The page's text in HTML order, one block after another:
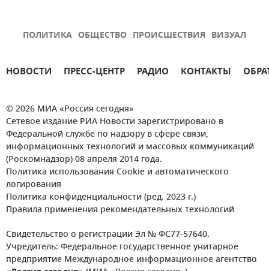
ПОЛИТИКА ОБЩЕСТВО ПРОИСШЕСТВИЯ ВИЗУАЛ
НОВОСТИ ПРЕСС-ЦЕНТР РАДИО КОНТАКТЫ
© 2026 МИА «Россия сегодня»
Сетевое издание РИА Новости зарегистрировано в
Федеральной службе по надзору в сфере связи,
информационных технологий и массовых коммуникаций
(Роскомнадзор) 08 апреля 2014 года.
Политика использования Cookie и автоматического
логирования
Политика конфиденциальности (ред. 2023 г.)
Правила применения рекомендательных технологий
Свидетельство о регистрации Эл № ФС77-57640.
Учредитель: Федеральное государственное унитарное
предприятие Международное информационное агентство